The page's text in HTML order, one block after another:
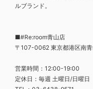
ルブランド。
■#Re:room青山店
〒107-0062 東京都港区南
営業時間：12:00-19:00
定休日：毎週 土曜日/日曜日